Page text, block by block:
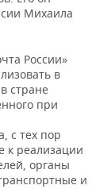
Михаила
России»
в
стране
при
с тех пор
к реализации
органы
и